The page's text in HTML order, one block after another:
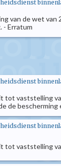
van de wet van
- Erratum
tot vaststelling
de bescherming
tot vaststelling